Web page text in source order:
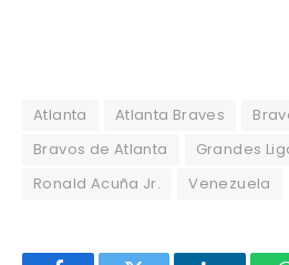
Atlanta Atlanta Braves
Bravos de Atlanta
Grandes
Ronald Acuña Jr.
Venezuela